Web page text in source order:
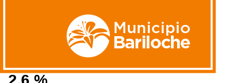
Pronóstico económico:
estiman que la inflación
descenderá por debajo del